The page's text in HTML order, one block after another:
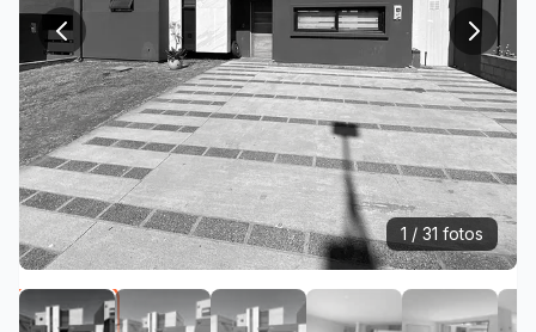
1 / 31 fotos